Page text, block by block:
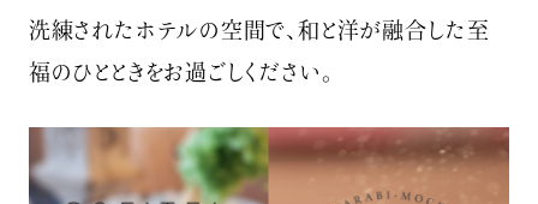
洗練されたホテルの空間で、和と洋が融合した至
福のひとときをお過ごしください。